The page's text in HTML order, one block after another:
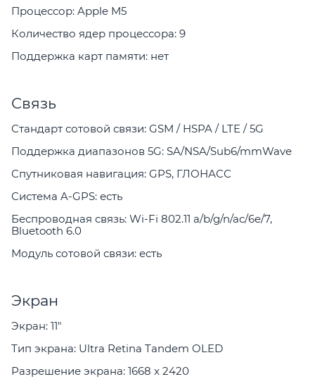
Процессор: Apple M5
Количество ядер процессора: 9
Поддержка карт памяти: нет
Связь
Стандарт сотовой связи: GSM / HSPA / LTE / 5G
Поддержка диапазонов 5G: SA/NSA/Sub6/mmWave
Спутниковая навигация: GPS, ГЛОНАСС
Система A-GPS: есть
Беспроводная связь: Wi-Fi 802.11 a/b/g/n/ac/6e/7,
Bluetooth 6.0
Модуль сотовой связи: есть
Экран
Экран: 11"
Тип экрана: Ultra Retina Tandem OLED
Разрешение экрана: 1668 x 2420